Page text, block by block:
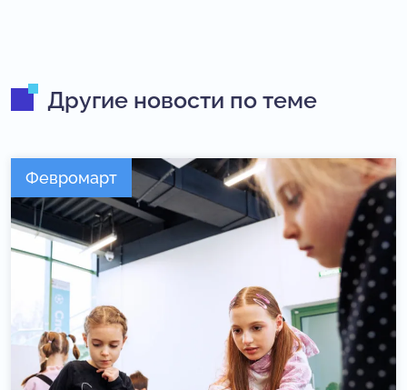
Другие новости по теме
Февромарт